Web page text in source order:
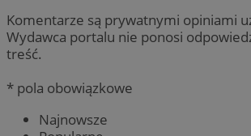
Komentarze są prywatnymi opiniami
Wydawca portalu nie ponosi
treść.
* pola obowiązkowe
Najnowsze